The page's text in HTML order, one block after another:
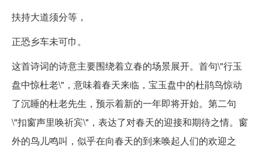
扶持大道须分等，
正恐乡车未可巾。
这首诗词的诗意主要围绕着立春的场景展开。首句\"行玉
盘中惊杜老\"，意味着春天来临，宝玉盘中的杜鹃鸟惊动
了沉睡的杜老先生，预示着新的一年即将开始。第二句
\"扣窗声里唤祈宾\"，表达了对春天的迎接和期待之情。窗
外的鸟儿鸣叫，似乎在向春天的到来唤起人们的欢迎之